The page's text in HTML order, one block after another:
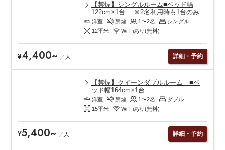
【禁煙】シングルルーム■ベッド幅
122cm×1台 ※2名利用時も1台のみ
洋室 禁煙 1〜2名
シングル
12平米 Wi-Fiあり(無料)
¥4,400~ ／ 人 詳細・予約
【禁煙】クイーンダブルルーム ■ベ
ッド幅164cm×1台
洋室 禁煙 1〜2名
ダブル
15平米 Wi-Fiあり(無料)
¥5,400~ ／ 人 詳細・予約